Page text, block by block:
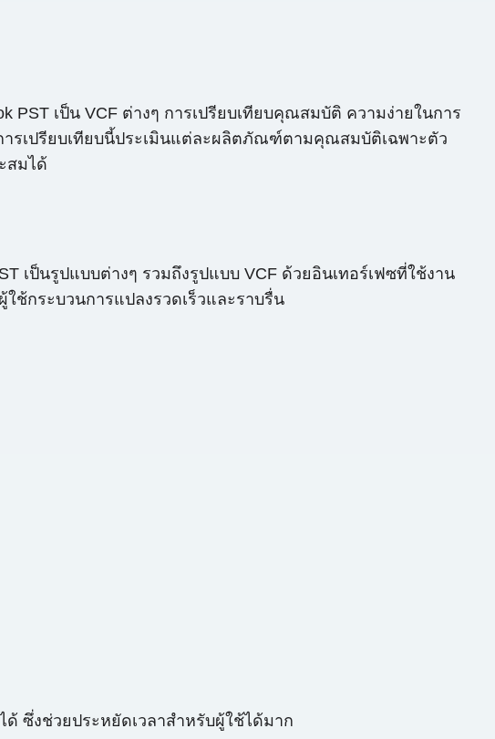
เป็น VCF ต่างๆ การเปรียบเทียบคุณสมบัติ ความง่ายในการ
ารเปรียบเทียบนี้ประเมินแต่ละผลิตภัณฑ์ตามคุณสมบัติเฉพาะตัว
สมได้
เป็นรูปแบบต่างๆ รวมถึงรูปแบบ VCF ด้วยอินเทอร์เฟซที่ใช้งาน
ช้กระบวนการแปลงรวดเร็วและราบรื่น
ซึ่งช่วยประหยัดเวลาสำหรับผู้ใช้ได้มาก